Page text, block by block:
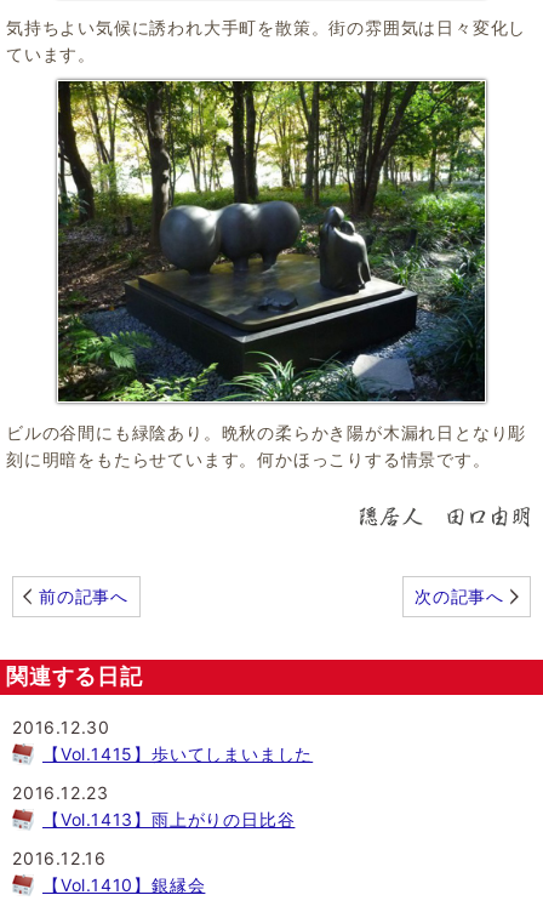
気持ちよい気候に誘われ大手町を散策。街の雰囲気は日々変化し
ています。
ビルの谷間にも緑陰あり。晩秋の柔らかき陽が木漏れ日となり彫
刻に明暗をもたらせています。何かほっこりする情景です。
前の記事へ 次の記事へ
関連する日記
2016.12.30
【Vol.1415】歩いてしまいました
2016.12.23
【Vol.1413】雨上がりの日比谷
2016.12.16
【Vol.1410】銀縁会